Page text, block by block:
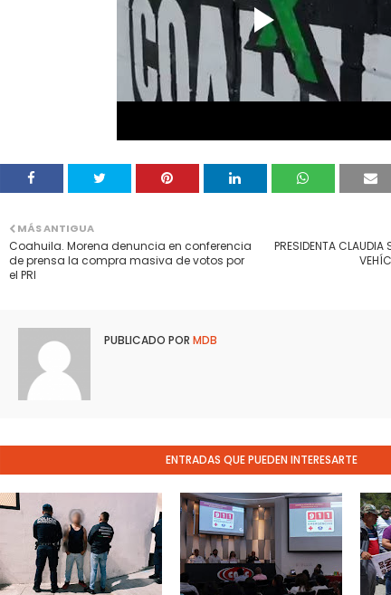
PRESIDENTA CLAUDIA
MÁS ANTIGUA
Coahuila. Morena denuncia en conferencia
de prensa la compra masiva de votos por
el PRI
PUBLICADO POR MDB
ENTRADAS QUE PUEDEN INTERESARTE